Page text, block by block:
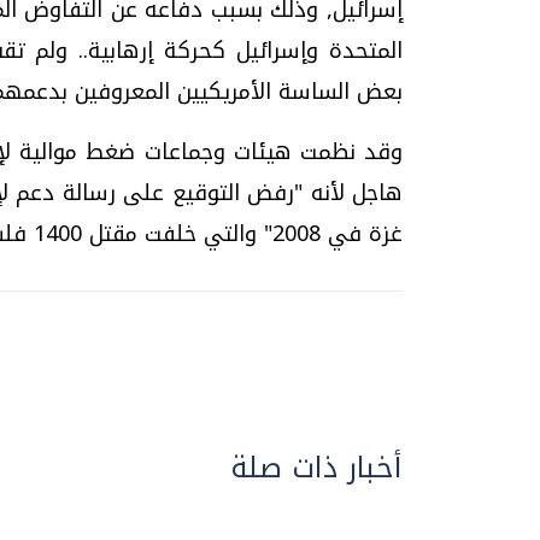
إسرائيل, وذلك بسبب دفاعه عن التفاوض
المتحدة وإسرائيل كحركة إرهابية..
بعض الساسة الأمريكيين المعروفين
وقد نظمت هيئات وجماعات ضغط موالية
هاجل لأنه "رفض التوقيع على رسالة
غزة في 2008" والتي خلفت مقتل 1400 فلسطيني و10 إسرائيليين.
أخبار ذات صلة